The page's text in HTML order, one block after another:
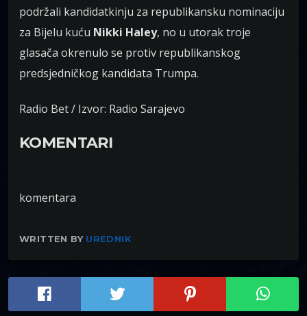
podržali kandidatkinju za republikansku nominaciju
za Bijelu kuću Nikki Haley, no u utorak troje
glasača okrenulo se protiv republikanskog
predsjedničkog kandidata Trumpa.
Radio Bet / Izvor: Radio Sarajevo
KOMENTARI
komentara
WRITTEN BY UREDNIK